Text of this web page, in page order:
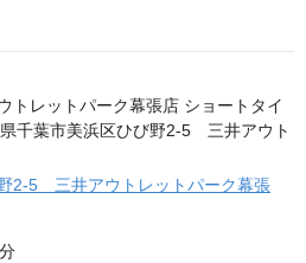
2‐5 三井アウトレットパーク幕張